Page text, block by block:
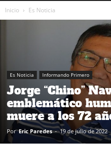
Inicio Es Noticia
Es Noticia Informando Primero
Jorge “Chino”
emblemático
muere a los 72
Por Eric Paredes - 19 de julio de 2022